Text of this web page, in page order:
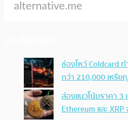
ช่องโหว่ Coldcard
กว่า 210,000 เหรีย
ส่องแนวโน้มราคา
Ethereum และ